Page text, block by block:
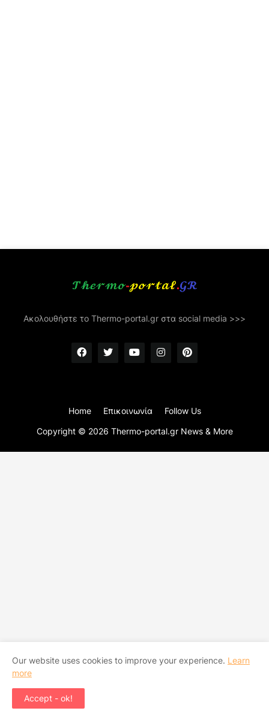
Ακολουθήστε το Thermo-portal.gr στα social media >>>
Copyright © 2026 Thermo-portal.gr News & More
Home Επικοινωνία Follow Us
Our website uses cookies to improve your experience. Learn
more
Accept - ok!